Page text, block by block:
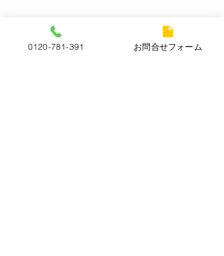
最新記事 すべて表示
0120-781-391 お問合せフォーム